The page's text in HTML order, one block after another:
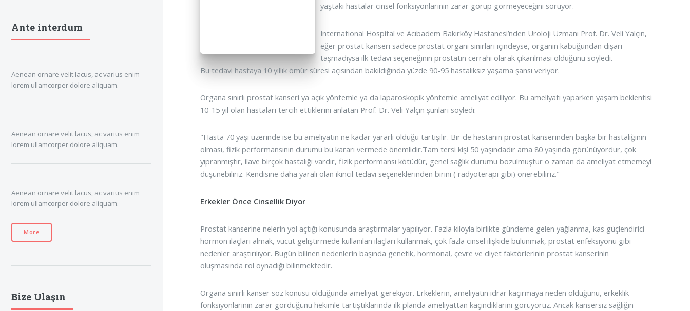
yaştaki hastalar cinsel fonksiyonlarının zarar görüp görmeyeceğini soruyor.
International Hospital ve Acıbadem Bakırköy Hastanesi’nden Üroloji Uzmanı Prof. Dr. Veli Yalçın,
eğer prostat kanseri sadece prostat organı sınırları içindeyse, organın kabuğundan dışarı
taşmadıysa ilk tedavi seçeneğinin prostatın cerrahi olarak çıkarılması olduğunu söyledi.
Bu tedavi hastaya 10 yıllık ömür süresi açısından bakıldığında yüzde 90-95 hastalıksız yaşama şansı veriyor.
Organa sınırlı prostat kanseri ya açık yöntemle ya da laparoskopik yöntemle ameliyat ediliyor. Bu ameliyatı yaparken yaşam beklentisi
10-15 yıl olan hastaları tercih ettiklerini anlatan Prof. Dr. Veli Yalçın şunları söyledi:
"Hasta 70 yaşı üzerinde ise bu ameliyatın ne kadar yararlı olduğu tartışılır. Bir de hastanın prostat kanserinden başka bir hastalığının
olması, fizik performansının durumu bu kararı vermede önemlidir.Tam tersi kişi 50 yaşındadır ama 80 yaşında görünüyordur, çok
yıpranmıştır, ilave birçok hastalığı vardır, fizik performansı kötüdür, genel sağlık durumu bozulmuştur o zaman da ameliyat etmemeyi
düşünebiliriz. Kendisine daha yaralı olan ikincil tedavi seçeneklerinden birini ( radyoterapi gibi) önerebiliriz."
Erkekler Önce Cinsellik Diyor
Prostat kanserine nelerin yol açtığı konusunda araştırmalar yapılıyor. Fazla kiloyla birlikte gündeme gelen yağlanma, kas güçlendirici
hormon ilaçları almak, vücut geliştirmede kullanılan ilaçları kullanmak, çok fazla cinsel ilişkide bulunmak, prostat enfeksiyonu gibi
nedenler araştırılıyor. Bugün bilinen nedenlerin başında genetik, hormonal, çevre ve diyet faktörlerinin prostat kanserinin
oluşmasında rol oynadığı bilinmektedir.
Organa sınırlı kanser söz konusu olduğunda ameliyat gerekiyor. Erkeklerin, ameliyatın idrar kaçırmaya neden olduğunu, erkeklik
fonksiyonlarının zarar gördüğünü hekimle tartıştıklarında ilk planda ameliyattan kaçındıklarını görüyoruz. Ancak kansersiz sağlığın
Ante interdum
Aenean ornare velit lacus, ac varius enim
lorem ullamcorper dolore aliquam.
Aenean ornare velit lacus, ac varius enim
lorem ullamcorper dolore aliquam.
Aenean ornare velit lacus, ac varius enim
lorem ullamcorper dolore aliquam.
More
Bize Ulaşın